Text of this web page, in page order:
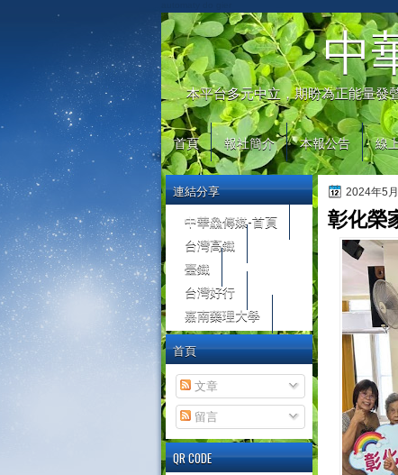
中
本平台多元中立，期盼為正能量發
首頁 報社簡介 本報公告 線
2024年5
彰化榮
連結分享
中華鱻傳媒-首頁
台灣高鐵
臺鐵
台灣好行
嘉南藥理大學
首頁
文章
留言
QR CODE